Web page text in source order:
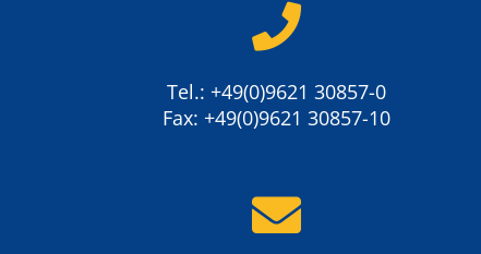
Tel.: +49(0)9621 30857-0
Fax: +49(0)9621 30857-10